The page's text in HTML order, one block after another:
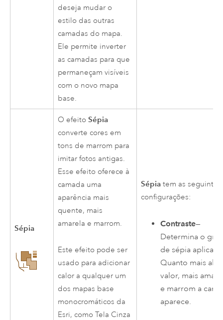
deseja mudar o
estilo das outras
camadas do mapa.
Ele permite inverter
as camadas para que
permaneçam visíveis
com o novo mapa
base.
Sépia
O efeitoSépia
converte cores em
tons de marrom para
imitar fotos antigas.
Esse efeito oferece à
camada uma
aparência mais
quente, mais
amarela e marrom.
Este efeito pode ser
usado para adicionar
calor a qualquer um
dos mapas base
monocromáticos da
Esri, como Tela Cinza
Sépia tem as seguintes
configurações:
Contraste—
Determina o
de sépia
Quanto mais
valor, mais
e marrom a
aparece.